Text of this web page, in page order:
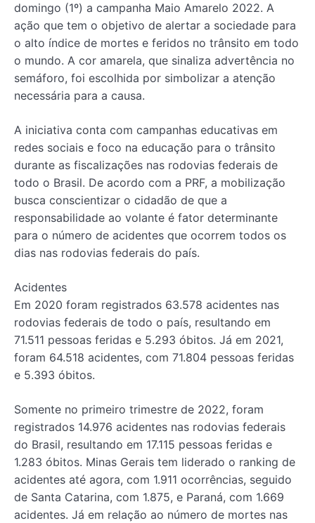
domingo (1º) a campanha Maio Amarelo 2022. A
ação que tem o objetivo de alertar a sociedade para
o alto índice de mortes e feridos no trânsito em todo
o mundo. A cor amarela, que sinaliza advertência no
semáforo, foi escolhida por simbolizar a atenção
necessária para a causa.
A iniciativa conta com campanhas educativas em
redes sociais e foco na educação para o trânsito
durante as fiscalizações nas rodovias federais de
todo o Brasil. De acordo com a PRF, a mobilização
busca conscientizar o cidadão de que a
responsabilidade ao volante é fator determinante
para o número de acidentes que ocorrem todos os
dias nas rodovias federais do país.
Acidentes
Em 2020 foram registrados 63.578 acidentes nas
rodovias federais de todo o país, resultando em
71.511 pessoas feridas e 5.293 óbitos. Já em 2021,
foram 64.518 acidentes, com 71.804 pessoas feridas
e 5.393 óbitos.
Somente no primeiro trimestre de 2022, foram
registrados 14.976 acidentes nas rodovias federais
do Brasil, resultando em 17.115 pessoas feridas e
1.283 óbitos. Minas Gerais tem liderado o ranking de
acidentes até agora, com 1.911 ocorrências, seguido
de Santa Catarina, com 1.875, e Paraná, com 1.669
acidentes. Já em relação ao número de mortes nas